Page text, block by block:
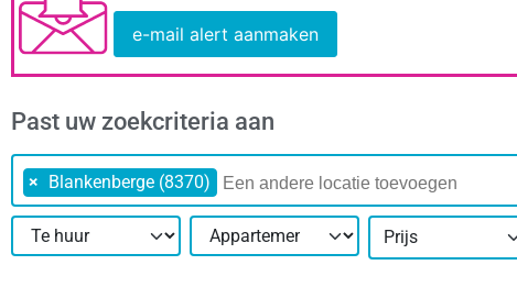
e-mail alert aanmaken
Past uw zoekcriteria aan
× Blankenberge (8370)
Prijs